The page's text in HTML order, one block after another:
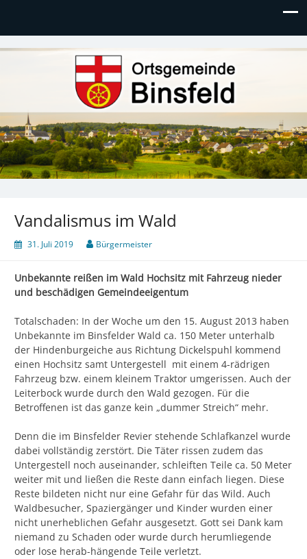
Ortsgemeinde Binsfeld
Vandalismus im Wald
31. Juli 2019 Bürgermeister
Unbekannte reißen im Wald Hochsitz mit Fahrzeug nieder
und beschädigen Gemeindeeigentum
Totalschaden: In der Woche um den 15. August 2013 haben
Unbekannte im Binsfelder Wald ca. 150 Meter unterhalb
der Hindenburgeiche aus Richtung Dickelspuhl kommend
einen Hochsitz samt Untergestell mit einem 4-rädrigen
Fahrzeug bzw. einem kleinem Traktor umgerissen. Auch der
Leiterbock wurde durch den Wald gezogen. Für die
Betroffenen ist das ganze kein „dummer Streich“ mehr.
Denn die im Binsfelder Revier stehende Schlafkanzel wurde
dabei vollständig zerstört. Die Täter rissen zudem das
Untergestell noch auseinander, schleiften Teile ca. 50 Meter
weiter mit und ließen die Reste dann einfach liegen. Diese
Reste bildeten nicht nur eine Gefahr für das Wild. Auch
Waldbesucher, Spaziergänger und Kinder wurden einer
nicht unerheblichen Gefahr ausgesetzt. Gott sei Dank kam
niemand zu Schaden oder wurde durch herumliegende
oder lose herab-hängende Teile verletzt.